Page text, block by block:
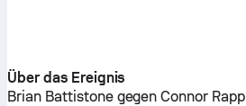
Über das Ereignis
Brian BattistonegegenConnor Rapp